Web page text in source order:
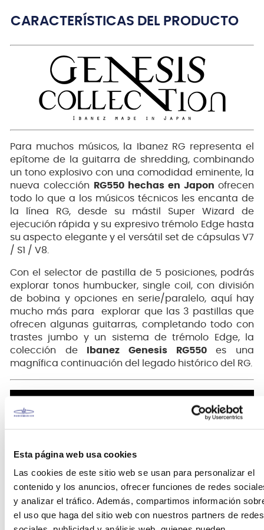
Esta página web usa cookies
Las cookies de este sitio web se usan para personalizar el
contenido y los anuncios, ofrecer funciones de redes
y analizar el tráfico. Además, compartimos información
el uso que haga del sitio web con nuestros partners de redes
CARACTERÍSTICAS DEL PRODUCTO
Para muchos músicos, la Ibanez RG representa el
epítome de la guitarra de shredding, combinando
un tono explosivo con una comodidad eminente, la
nueva colección
RG550 hechas en Japon ofrecen
todo lo que a los músicos técnicos les encanta de
la línea RG, desde su mástil Super Wizard de
ejecución rápida y su expresivo trémolo Edge hasta
su aspecto elegante y el versátil set de cápsulas V7
/ S1 / V8.
Con el selector de pastilla de 5 posiciones, podrás
explorar tonos humbucker, single coil, con división
de bobina y opciones en serie/paralelo, aquí hay
mucho más para explorar que las 3 pastillas que
ofrecen algunas guitarras, completando todo con
trastes jumbo y un sistema de trémolo Edge, la
colección de
Ibanez Genesis RG550es una
magnífica continuación del legado histórico del RG.